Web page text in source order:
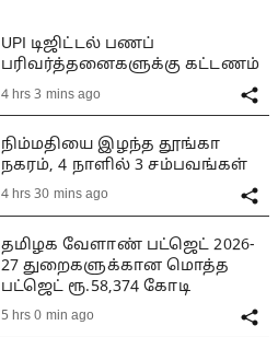
UPI டிஜிட்டல் பணப்
பரிவர்த்தனைகளுக்கு கட்டணம்
4 hrs 3 mins ago
நிம்மதியை இழந்த தூங்கா
நகரம், 4 நாளில் 3 சம்பவங்கள்
4 hrs 30 mins ago
தமிழக வேளாண் பட்ஜெட் 2026-
27 துறைகளுக்கான மொத்த
பட்ஜெட் ரூ.58,374 கோடி
5 hrs 0 min ago